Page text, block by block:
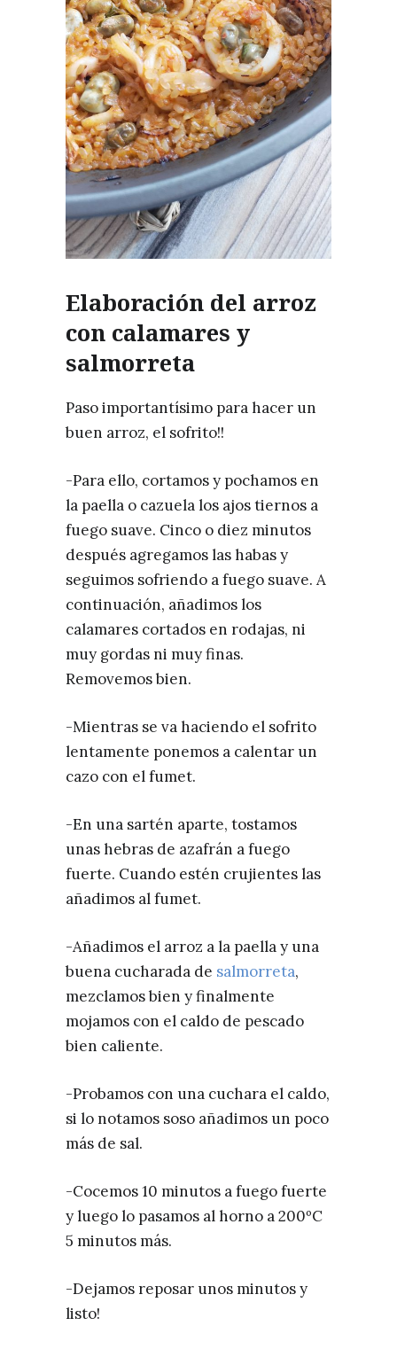
Elaboración del arroz
con calamares y
salmorreta
Paso importantísimo para hacer un
buen arroz, el sofrito!!
-Para ello, cortamos y pochamos en
la paella o cazuela los ajos tiernos a
fuego suave. Cinco o diez minutos
después agregamos las habas y
seguimos sofriendo a fuego suave. A
continuación, añadimos los
calamares cortados en rodajas, ni
muy gordas ni muy finas.
Removemos bien.
-Mientras se va haciendo el sofrito
lentamente ponemos a calentar un
cazo con el fumet.
-En una sartén aparte, tostamos
unas hebras de azafrán a fuego
fuerte. Cuando estén crujientes las
añadimos al fumet.
-Añadimos el arroz a la paella y una
buena cucharada de salmorreta,
mezclamos bien y finalmente
mojamos con el caldo de pescado
bien caliente.
-Probamos con una cuchara el caldo,
si lo notamos soso añadimos un poco
más de sal.
-Cocemos 10 minutos a fuego fuerte
y luego lo pasamos al horno a 200ºC
5 minutos más.
-Dejamos reposar unos minutos y
listo!